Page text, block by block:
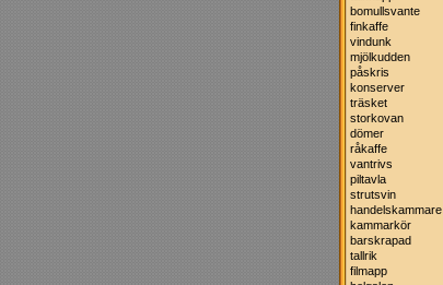
bomullsvante
finkaffe
vindunk
mjölkudden
påskris
konserver
träsket
storkovan
dömer
råkaffe
vantrivs
piltavla
strutsvin
handelskammare
kammarkör
barskrapad
tallrik
filmapp